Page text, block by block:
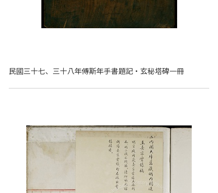
民國三十七、三十八年傅斯年手書題記‧玄秘塔碑一冊